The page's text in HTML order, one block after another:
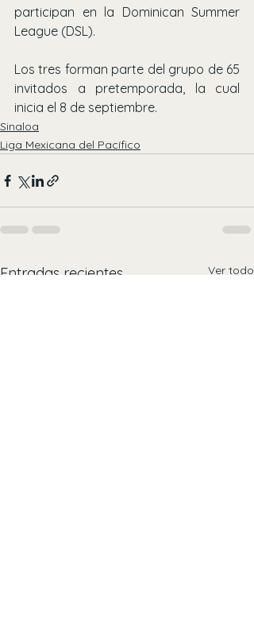
participan en la Dominican Summer
League (DSL).
Los tres forman parte del grupo de 65
invitados a pretemporada, la cual
inicia el 8 de septiembre.
Sinaloa
Liga Mexicana del Pacífico
Entradas recientes Ver todo